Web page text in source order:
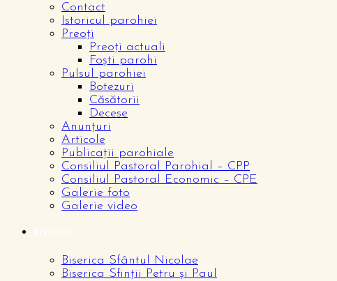
Contact
Istoricul parohiei
Preoți
Preoți actuali
Foști parohi
Pulsul parohiei
Botezuri
Căsătorii
Decese
Anunțuri
Articole
Publicații parohiale
Consiliul Pastoral Parohial – CPP
Consiliul Pastoral Economic – CPE
Galerie foto
Galerie video
Biserica Sfântul Nicolae
Biserica Sfinții Petru și Paul